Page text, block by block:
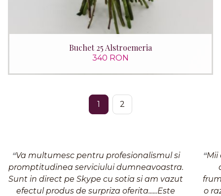
Buchet 25 Alstroemeria
340 RON
1 2
Va multumesc pentru profesionalismul si
promptitudinea serviciului dumneavoastra.
Sunt in direct pe Skype cu sotia si am vazut
efectul produs de surpriza oferita......Este
Mii
o